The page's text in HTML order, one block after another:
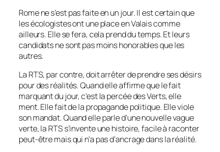
Rome ne s’est pas faite en un jour. Il est certain que
les écologistes ont une place en Valais comme
ailleurs. Elle se fera, cela prend du temps. Et leurs
candidats ne sont pas moins honorables que les
autres.
La RTS, par contre, doit arrêter de prendre ses désirs
pour des réalités. Quand elle affirme que le fait
marquant du jour, c’est la percée des Verts, elle
ment. Elle fait de la propagande politique. Elle viole
son mandat. Quand elle parle d’une nouvelle vague
verte, la RTS s’invente une histoire, facile à raconter
peut-être mais qui n’a pas d’ancrage dans la réalité.